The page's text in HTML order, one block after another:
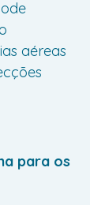
aéreas
para os